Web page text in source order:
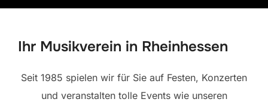
Inhalt
Ihr Musikverein in Rheinhessen
Seit 1985 spielen wir für Sie auf Festen, Konzerten
und veranstalten tolle Events wie unseren